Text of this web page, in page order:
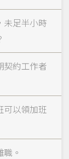
未足半小時
契約工作者
可以領加班
。